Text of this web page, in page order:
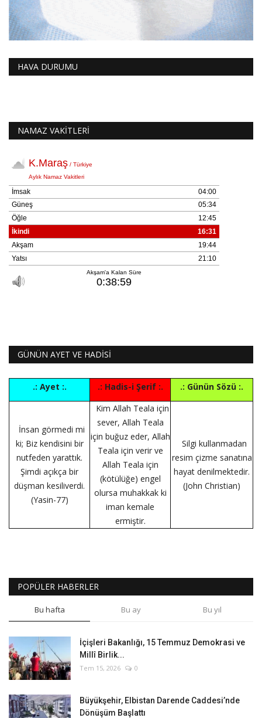
HAVA DURUMU
NAMAZ VAKİTLERİ
GÜNÜN AYET VE HADİSİ
.: Ayet :. .: Hadis-i Şerif :. .: Günün Sözü :.
İnsan görmedi mi
ki; Biz kendisini bir
nutfeden yarattık.
Şimdi açıkça bir
düşman kesiliverdi.
(Yasin-77)
Kim Allah Teala için
sever, Allah Teala
için buğuz eder, Allah
Teala için verir ve
Allah Teala için
(kötülüğe) engel
olursa muhakkak ki
iman kemale
ermiştir.
Silgi kullanmadan
resim çizme sanatına
hayat denilmektedir.
(John Christian)
POPÜLER HABERLER
Bu hafta Bu ay Bu yıl
İçişleri Bakanlığı, 15 Temmuz Demokrasi ve
Millî Birlik...
Tem 15, 2026 0
Büyükşehir, Elbistan Darende Caddesi’nde
Dönüşüm Başlattı